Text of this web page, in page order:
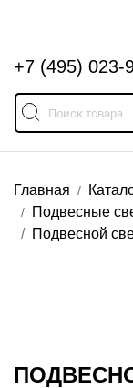
+7 (495) 023-
Главная
Подвесные
Подвесной